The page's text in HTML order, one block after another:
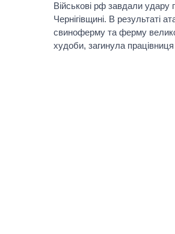
ОГЛЯДИ
ДАЙДЖЕСТИ
ПРЕЗИДЕНТ І ОФІС
ВЕРХОВНА РАДА
КАБІНЕТ МІНІСТРІВ
ВІДЕО
ПІДТРИМАТИ
Військові рф завдали удару
Чернігівщині. В результаті
свиноферму та ферму
худоби, загинула